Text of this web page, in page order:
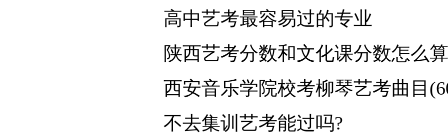
高中艺考最容易过的专业
陕西艺考分数和文化课分数怎么
西安音乐学院校考柳琴艺考曲目
不去集训艺考能过吗?